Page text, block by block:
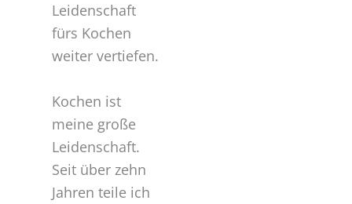
Kochen ist
meine große
Leidenschaft.
Seit über zehn
Jahren teile ich
Leidenschaft
fürs Kochen
weiter vertiefen.